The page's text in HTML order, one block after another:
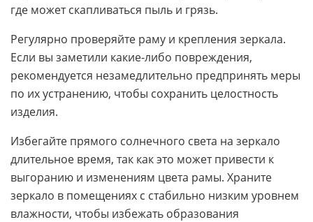
где может скапливаться пыль и грязь.
Регулярно проверяйте раму и крепления зеркала.
Если вы заметили какие-либо повреждения,
рекомендуется незамедлительно предпринять меры
по их устранению, чтобы сохранить целостность
изделия.
Избегайте прямого солнечного света на зеркало
длительное время, так как это может привести к
выгоранию и изменениям цвета рамы. Храните
зеркало в помещениях с стабильно низким уровнем
влажности, чтобы избежать образования